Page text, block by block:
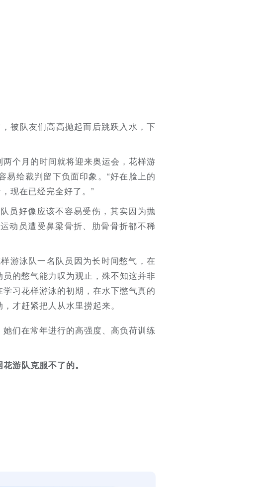
被队友们高高抛起而后跳跃入水，下
个月的时间就将迎来奥运会，花样游
给裁判留下负面印象。“好在脸上的
现在已经完全好了。”
员好像应该不容易受伤，其实因为抛
动员遭受鼻梁骨折、肋骨骨折都不稀
游泳队一名队员因为长时间憋气，在
的憋气能力叹为观止，殊不知这并非
习花样游泳的初期，在水下憋气真的
才赶紧把人从水里捞起来。
们在常年进行的高强度、高负荷训练
游队克服不了的。